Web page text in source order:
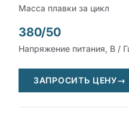
Масса плавки за цикл
380/50
Напряжение питания, В /
ЗАПРОСИТЬ ЦЕНУ→